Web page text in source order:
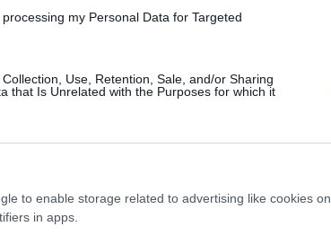
my Personal Data for Targeted
Use, Retention, Sale, and/or Sharing
that Is Unrelated with the Purposes for which it
to enable storage related to advertising like cookies on
in apps.